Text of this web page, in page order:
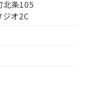
北条105
オ2C